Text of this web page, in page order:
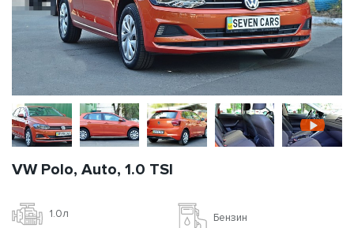
VW Polo, Auto, 1.0 TSI
1.0л Бензин